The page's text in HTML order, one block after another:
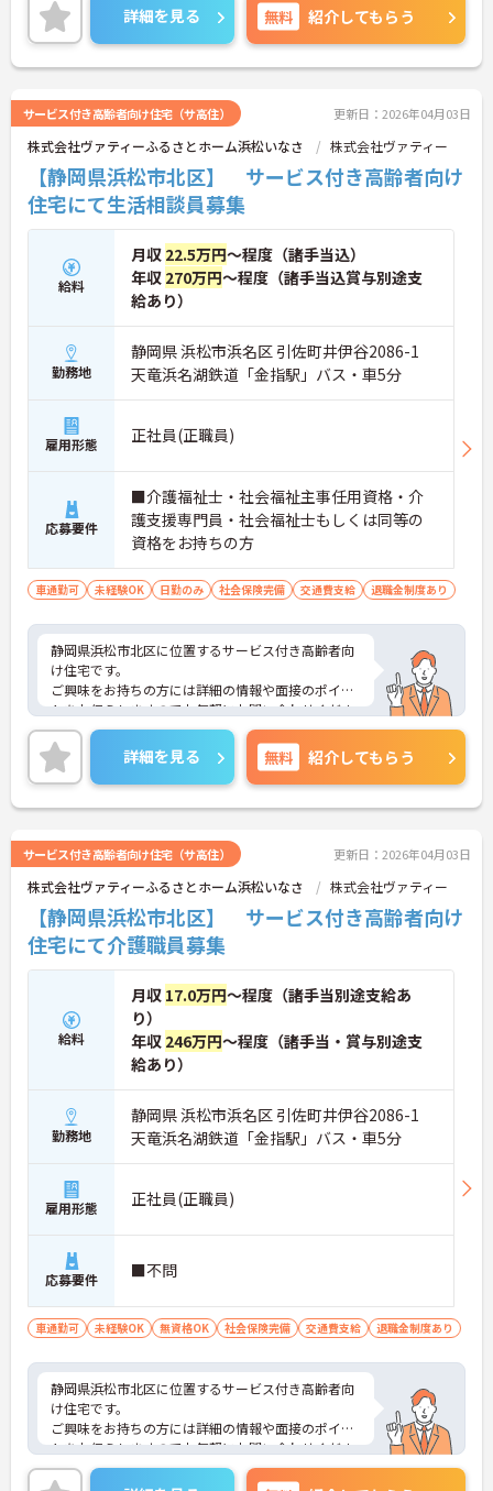
詳細を見る 無料 紹介してもらう
サービス付き高齢者向け住宅（サ高住） 更新日：2026年04月03日
株式会社ヴァティーふるさとホーム浜松いなさ 株式会社ヴァティー
【静岡県浜松市北区】 サービス付き高齢者向け
住宅にて生活相談員募集
給料
月収 22.5万円～程度（諸手当込）
年収 270万円～程度（諸手当込賞与別途支
給あり）
勤務地
静岡県 浜松市浜名区 引佐町井伊谷2086-1
天竜浜名湖鉄道「金指駅」バス・車5分
雇用形態 正社員(正職員)
応募要件
■介護福祉士・社会福祉主事任用資格・介
護支援専門員・社会福祉士もしくは同等の
資格をお持ちの方
車通勤可 未経験OK 日勤のみ 社会保険完備 交通費支給 退職金制度あり
静岡県浜松市北区に位置するサービス付き高齢者向
け住宅です。
ご興味をお持ちの方には詳細の情報や面接のポイン
トをお伝えしますのでお気軽にお問い合わせくださ
いませ。
詳細を見る 無料 紹介してもらう
サービス付き高齢者向け住宅（サ高住） 更新日：2026年04月03日
株式会社ヴァティーふるさとホーム浜松いなさ 株式会社ヴァティー
【静岡県浜松市北区】 サービス付き高齢者向け
住宅にて介護職員募集
給料
月収 17.0万円～程度（諸手当別途支給あ
り）
年収 246万円～程度（諸手当・賞与別途支
給あり）
勤務地
静岡県 浜松市浜名区 引佐町井伊谷2086-1
天竜浜名湖鉄道「金指駅」バス・車5分
雇用形態 正社員(正職員)
応募要件 ■不問
車通勤可 未経験OK 無資格OK 社会保険完備 交通費支給 退職金制度あり
静岡県浜松市北区に位置するサービス付き高齢者向
け住宅です。
ご興味をお持ちの方には詳細の情報や面接のポイン
トをお伝えしますのでお気軽にお問い合わせくださ
いませ。